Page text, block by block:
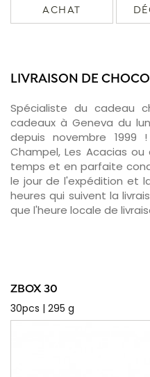
ACHAT
LIVRAISON DE
Spécialiste du cadeau
cadeaux à Geneva du
depuis novembre 1999
Champel, Les Acacias
temps et en parfaite
le jour de l'expédition et
heures qui suivent la
que l'heure locale de
ZBOX 30
30pcs | 295 g